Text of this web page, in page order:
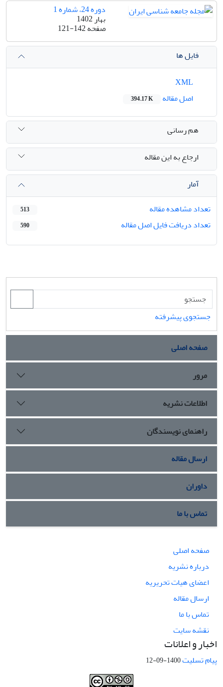
دوره 24، شماره 1
بهار 1402
صفحه121-142
فایل ها
اصل مقاله
394.17 K
هم رسانی
ارجاع به این مقاله
آمار
تعداد مشاهده مقاله
513
تعداد دریافت فایل اصل مقاله 590
جستجوی پیشرفته
صفحه اصلی
مرور
اطلاعات نشریه
راهنمای نویسندگان
ارسال مقاله
داوران
تماس با ما
صفحه اصلی
درباره نشریه
اعضای هیات تحریریه
ارسال مقاله
تماس با ما
نقشه سایت
اخبار و اعلانات
پیام تسلیت1400-09-12